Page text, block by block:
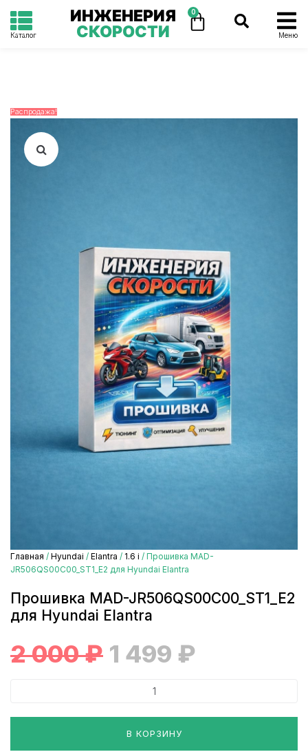
Каталог
ИНЖЕНЕРИЯ
СКОРОСТИ
0
Меню
Распродажа!
Главная / Hyundai / Elantra / 1.6 i / Прошивка MAD-
JR506QS00C00_ST1_E2 для Hyundai Elantra
Прошивка MAD-JR506QS00C00_ST1_E2
для Hyundai Elantra
2 000₽ 1 499 ₽
В КОРЗИНУ